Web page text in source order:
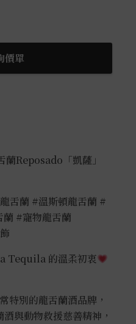
價單
蘭Reposado「凱薩」
舌蘭 #溫斯頓龍舌蘭 #
蘭 #寵物龍舌蘭
Tequila 的溫柔初衷
別的龍舌蘭酒品牌，
與動物救援慈善精神，